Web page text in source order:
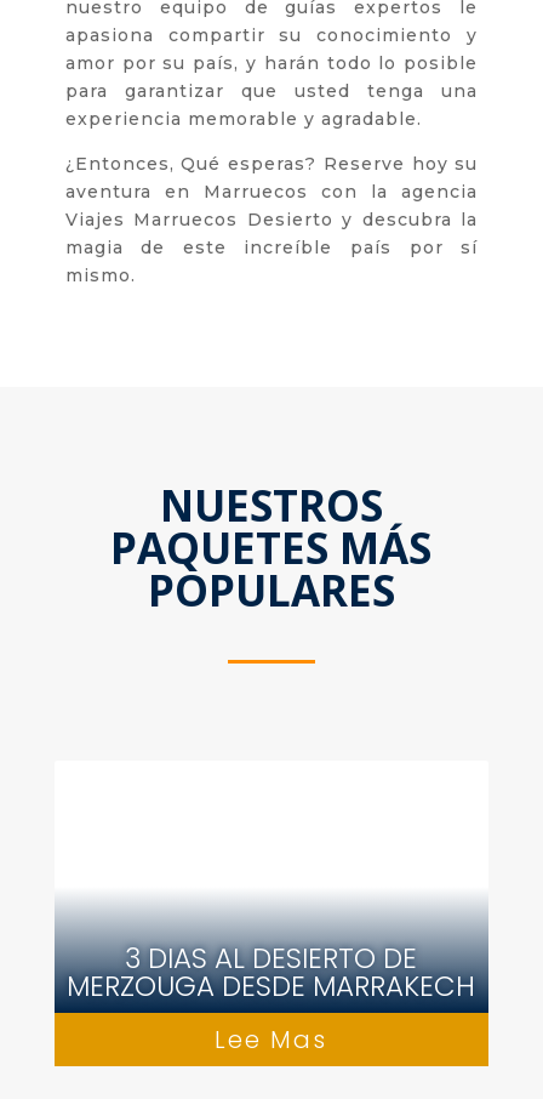
nuestro equipo de guías expertos le
apasiona compartir su conocimiento y
amor por su país, y harán todo lo posible
para garantizar que usted tenga una
experiencia memorable y agradable.
¿Entonces, Qué esperas? Reserve hoy su
aventura en Marruecos con la agencia
Viajes Marruecos Desierto y descubra la
magia de este increíble país por sí
mismo.
NUESTROS
PAQUETES MÁS
POPULARES
3 DIAS AL DESIERTO DE
MERZOUGA DESDE MARRAKECH
Lee Mas